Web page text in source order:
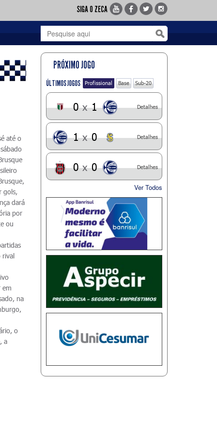
SIGA O ZECA
até o
gols,
dará
por
ou
rival
em
na
o
a
PRÓXIMO JOGO
ÚLTIMOS JOGOS Profissional Base Sub-20
0 x 1 Detalhes
1 x 0 Detalhes
0 x 0 Detalhes
Ver Todos